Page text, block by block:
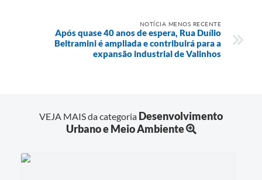
NOTÍCIA MENOS RECENTE
Após quase 40 anos de espera, Rua Duílio
Beltramini é ampliada e contribuirá para a
expansão industrial de Valinhos
VEJA MAIS da categoria Desenvolvimento
Urbano e Meio Ambiente